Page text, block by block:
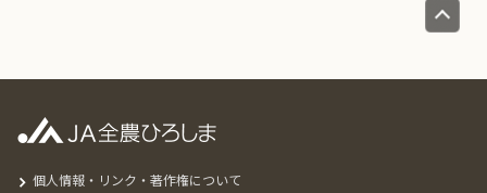
個人情報・リンク・著作権について